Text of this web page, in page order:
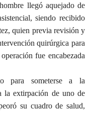
llegó aquejado de
siendo recibido
quien previa revisión y
quirúrgica para
fue encabezada
para someterse a la
la extirpación de uno de
su cuadro de salud,